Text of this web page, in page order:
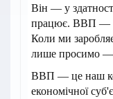
Він — у
працює. ВВП —
Коли ми
лише просимо —
ВВП — це наш
економічної